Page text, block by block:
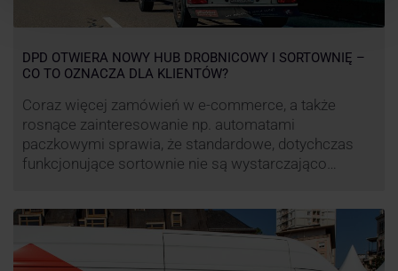
DPD OTWIERA NOWY HUB DROBNICOWY I SORTOWNIĘ –
CO TO OZNACZA DLA KLIENTÓW?
Coraz więcej zamówień w e-commerce, a także
rosnące zainteresowanie np. automatami
paczkowymi sprawia, że standardowe, dotychczas
funkcjonujące sortownie nie są wystarczająco
względu pod Łodzią uruchomiono nowe centrum
transportowo-logistyczne. Innowacyjny hub
drobnicowy i sortownia to już piąty taki obiekt DPD w